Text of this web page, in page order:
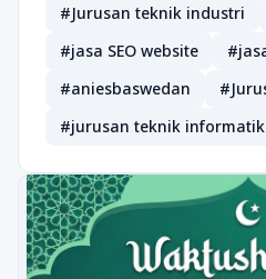
#Jurusan teknik industri
#jasa SEO website
#aniesbaswedan
#jurusan teknik